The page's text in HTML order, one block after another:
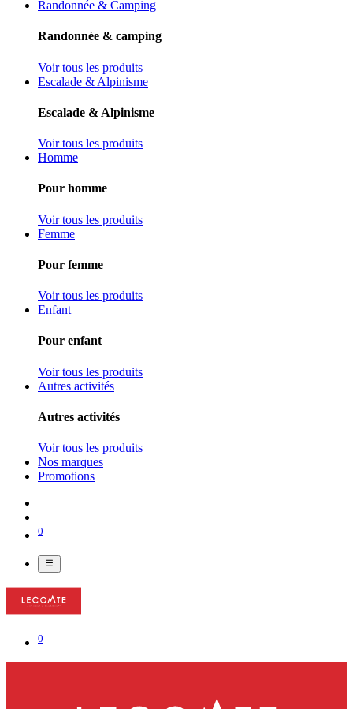
Randonnée & Camping
Randonnée & camping
Voir tous les produits
Escalade & Alpinisme
Escalade & Alpinisme
Voir tous les produits
Homme
Pour homme
Voir tous les produits
Femme
Pour femme
Voir tous les produits
Enfant
Pour enfant
Voir tous les produits
Autres activités
Autres activités
Voir tous les produits
Nos marques
Promotions
0
0